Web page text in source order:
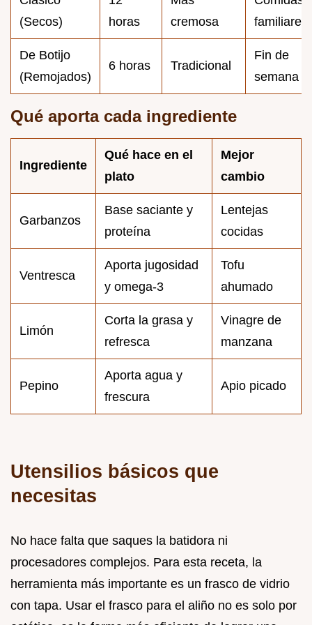
(Secos)
horas
cremosa
familiares
De Botijo
(Remojados)
6 horas Tradicional
Fin de
semana
Qué aporta cada ingrediente
Ingrediente
Qué hace en el
plato
Mejor
cambio
Garbanzos
Base saciante y
proteína
Lentejas
cocidas
Ventresca
Aporta jugosidad
y omega-3
Tofu
ahumado
Limón
Corta la grasa y
refresca
Vinagre de
manzana
Pepino
Aporta agua y
frescura
Apio picado
Utensilios básicos que
necesitas
No hace falta que saques la batidora ni
procesadores complejos. Para esta receta, la
herramienta más importante es un frasco de vidrio
con tapa. Usar el frasco para el aliño no es solo por